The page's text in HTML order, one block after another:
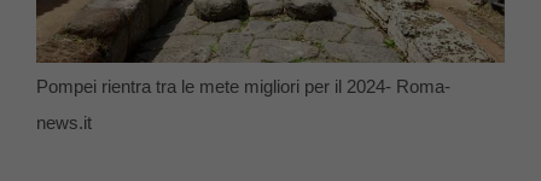
Pompei rientra tra le mete migliori per il 2024- Roma-
news.it